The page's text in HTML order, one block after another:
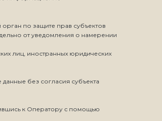
по защите прав субъектов
от уведомления о намерении
лиц, иностранных юридических
без согласия субъекта
к Оператору с помощью